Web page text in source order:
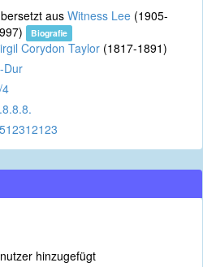
aus Witness Lee (1905-
Biografie
Corydon Taylor (1817-1891)
Dur
hinzugefügt